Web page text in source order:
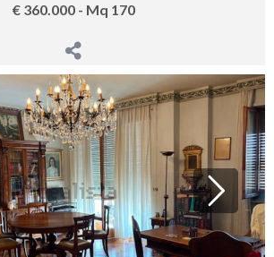
€ 360.000 - Mq 170